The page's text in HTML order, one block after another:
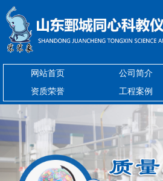
网站首页 公司简介
资质荣誉
工程案例